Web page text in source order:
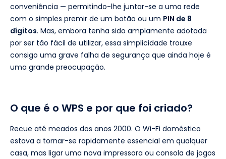
conveniência — permitindo-lhe juntar-se a uma rede
com o simples premir de um botão ou um PIN de 8
dígitos. Mas, embora tenha sido amplamente adotada
por ser tão fácil de utilizar, essa simplicidade trouxe
consigo uma grave falha de segurança que ainda hoje é
uma grande preocupação.
O que é o WPS e por que foi criado?
Recue até meados dos anos 2000. O Wi-Fi doméstico
estava a tornar-se rapidamente essencial em qualquer
casa, mas ligar uma nova impressora ou consola de jogos